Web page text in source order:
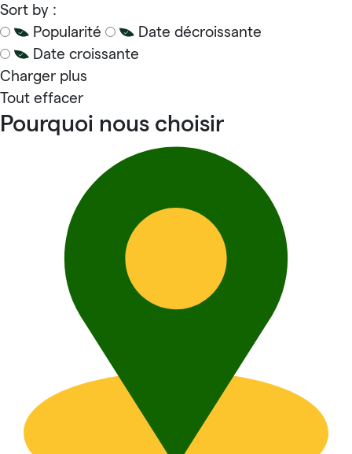
Sort by :
Popularité
Date décroissante
Date croissante
Charger plus
Tout effacer
Pourquoi nous choisir